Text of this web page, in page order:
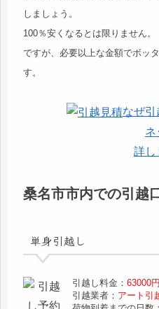
しましょう。
100％安くなるとは限りません。
ですが、必要以上な金額でボッ
す。
なぜ引
ネ
詳し
桑名市市内での引越
単身引越し
引越し料金：63000円
引越業者： アート引